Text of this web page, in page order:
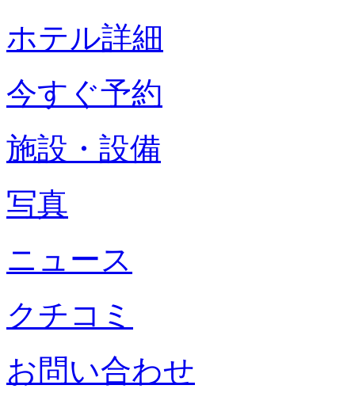
ホテル詳細
今すぐ予約
施設・設備
写真
ニュース
クチコミ
お問い合わせ